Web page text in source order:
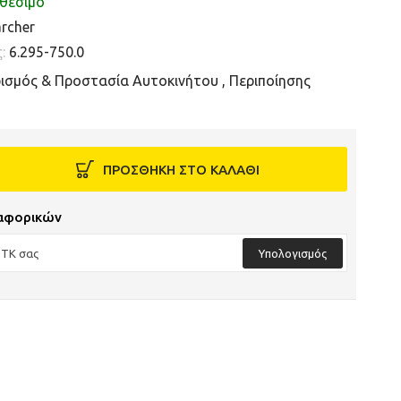
6.295-750.0
& Προστασία Αυτοκινήτου , Περιποίησης
ΠΡΟΣΘΗΚΗ ΣΤΟ ΚΑΛΑΘΙ
Υπολογισμός